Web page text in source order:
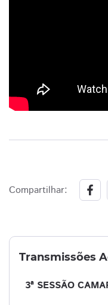
Compartilhar:
Transmissões
3ª SESSÃO